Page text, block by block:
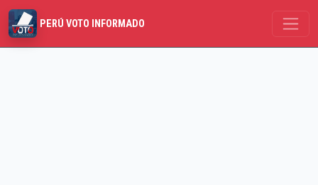
PERÚ VOTO INFORMADO